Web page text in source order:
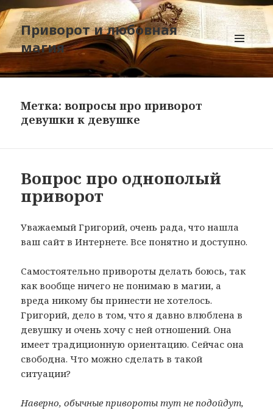
Приворот и любовная
магия
МЕНЮ
И
ВИДЖЕТЫ
Метка:вопросы про приворот
девушки к девушке
Вопрос про однополый
приворот
Уважаемый Григорий, очень рада, что нашла
ваш сайт в Интернете. Все понятно и доступно.
Самостоятельно привороты делать боюсь, так
как вообще ничего не понимаю в магии, а
вреда никому бы принести не хотелось.
Григорий, дело в том, что я давно влюблена в
девушку и очень хочу с ней отношений. Она
имеет традиционную ориентацию. Сейчас она
свободна. Что можно сделать в такой
ситуации?
Наверно, обычные привороты тут не подойдут,